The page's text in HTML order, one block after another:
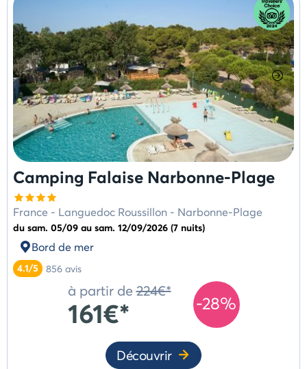
Camping Falaise Narbonne-Plage
France - Languedoc Roussillon - Narbonne-Plage
du sam. 05/09 au sam. 12/09/2026 (7 nuits)
Bord de mer
4.1/5 856 avis
-28%
à partir de 224€*
161€*
Découvrir